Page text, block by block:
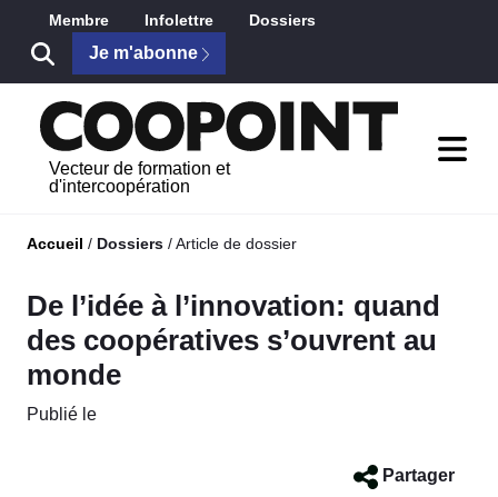
Saut au contenu principal
Membre Infolettre Dossiers
Je m'abonne
Vecteur de formation et
d'intercoopération
Accueil / Dossiers /Article de dossier
De l’idée à l’innovation: quand
des coopératives s’ouvrent au
monde
Publié le
Partager